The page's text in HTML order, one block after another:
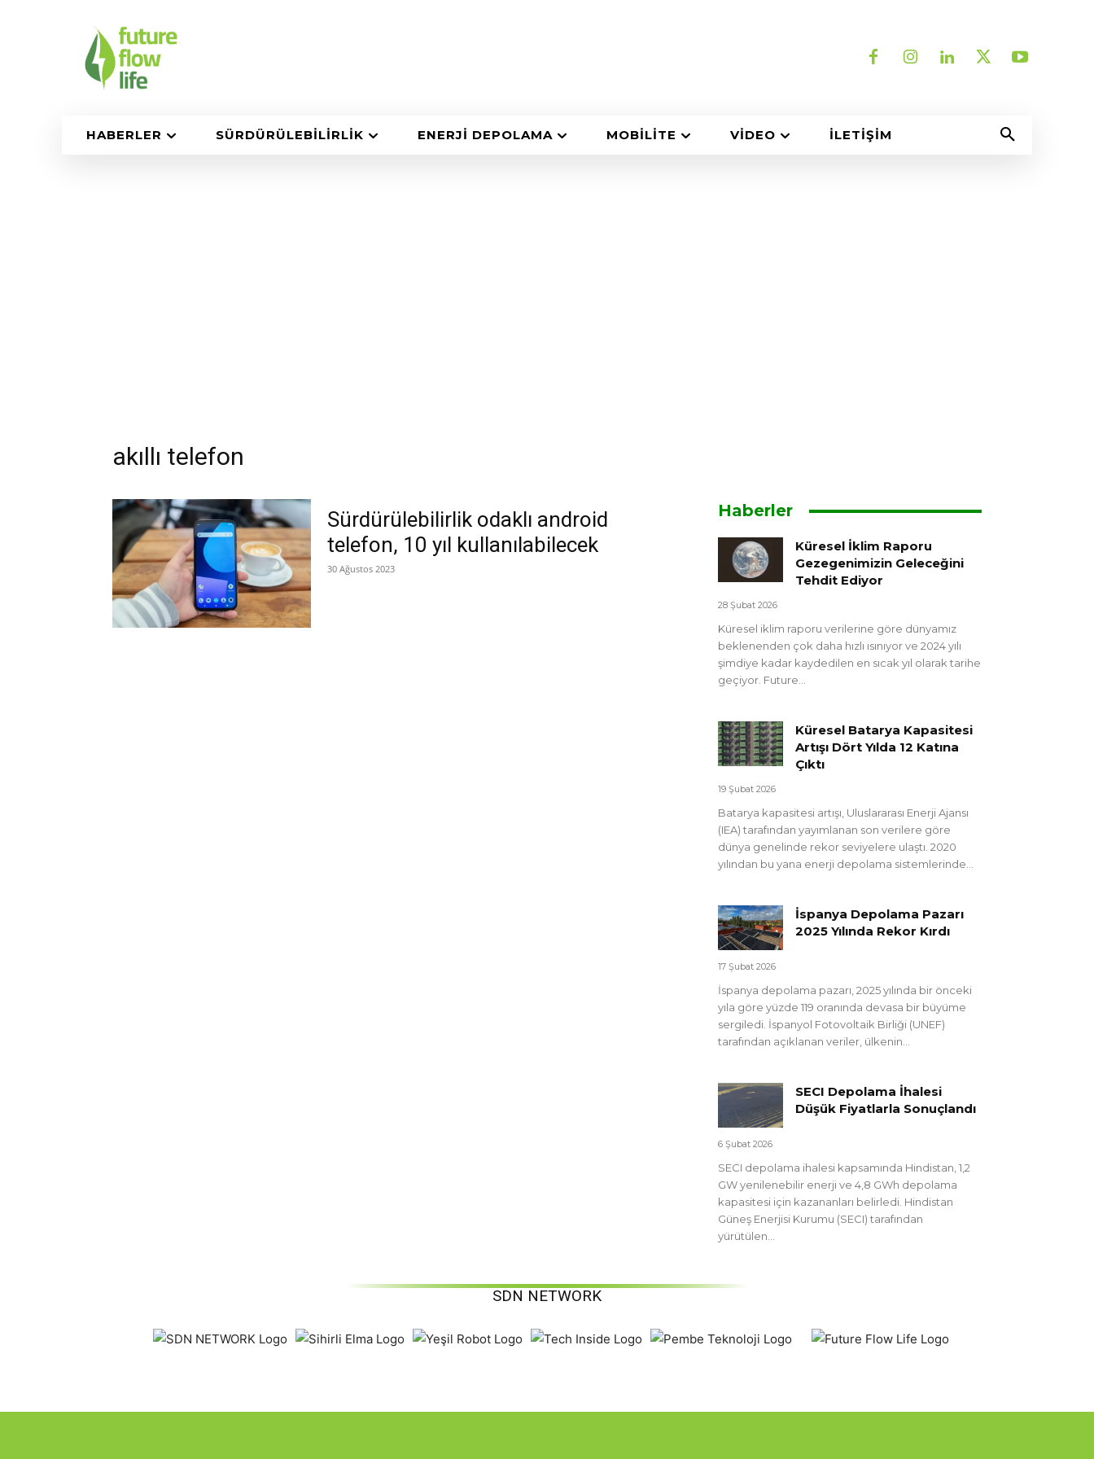
HABERLER SÜRDÜRÜLEBILIRLIK ENERJI DEPOLAMA MOBILITE VIDEO İLETIŞIM
akıllı telefon
Sürdürülebilirlik odaklı android
telefon, 10 yıl kullanılabilecek
30 Ağustos 2023
Haberler
Küresel İklim Raporu
Gezegenimizin Geleceğini
Tehdit Ediyor
28 Şubat 2026
Küresel iklim raporu verilerine göre dünyamız
beklenenden çok daha hızlı ısınıyor ve 2024 yılı
şimdiye kadar kaydedilen en sıcak yıl olarak tarihe
geçiyor. Future...
Küresel Batarya Kapasitesi
Artışı Dört Yılda 12 Katına
Çıktı
19 Şubat 2026
Batarya kapasitesi artışı, Uluslararası Enerji Ajansı
(IEA) tarafından yayımlanan son verilere göre
dünya genelinde rekor seviyelere ulaştı. 2020
yılından bu yana enerji depolama sistemlerinde...
İspanya Depolama Pazarı
2025 Yılında Rekor Kırdı
17 Şubat 2026
İspanya depolama pazarı, 2025 yılında bir önceki
yıla göre yüzde 119 oranında devasa bir büyüme
sergiledi. İspanyol Fotovoltaik Birliği (UNEF)
tarafından açıklanan veriler, ülkenin...
SECI Depolama İhalesi
Düşük Fiyatlarla Sonuçlandı
6 Şubat 2026
SECI depolama ihalesi kapsamında Hindistan, 1,2
GW yenilenebilir enerji ve 4,8 GWh depolama
kapasitesi için kazananları belirledi. Hindistan
Güneş Enerjisi Kurumu (SECI) tarafından
yürütülen...
SDN NETWORK